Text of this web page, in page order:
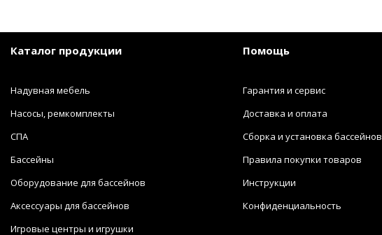
Каталог продукции
Надувная мебель
Насосы, ремкомплекты
СПА
Бассейны
Оборудование для бассейнов
Аксессуары для бассейнов
Игровые центры и игрушки
Помощь
Гарантия и сервис
Доставка и оплата
Сборка и установка бассейнов
Правила покупки товаров
Инструкции
Конфиденциальность